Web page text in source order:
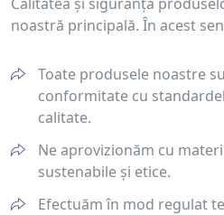
noastră principală. În acest
Toate produsele noastre
conformitate cu
calitate.
Ne aprovizionăm cu
sustenabile și etice.
Efectuăm în mod regulat